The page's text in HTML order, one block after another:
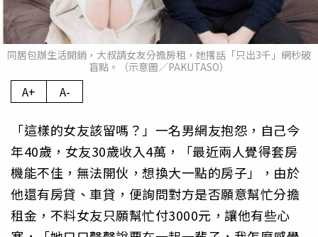
同居包辦生活開銷，大叔請女友分擔房租，她撂話「只出3千」網秒破
盲點。（示意圖／PAKUTASO）
A+ A-
「這樣的女友該留嗎？」一名男網友抱怨，自己今
年40歲，女友30歲收入4萬，「最近兩人覺得套房
機能不佳，無法開伙，想換大一點的房子」，由於
他還有房貸、車貸，便詢問對方是否願意幫忙分擔
租金，不料女友只願幫忙付3000元，讓他有些心